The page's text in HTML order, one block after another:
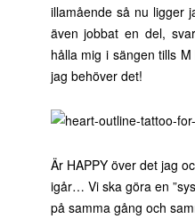
illamående så nu ligger
även jobbat en del,
hålla mig i sängen tills
jag behöver det!
Är HAPPY över det jag
igår… Vi ska göra en
på samma gång och